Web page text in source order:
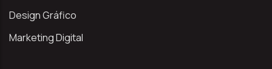
Design Gráfico
Marketing Digital